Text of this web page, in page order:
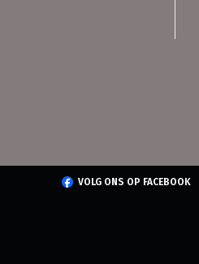
VOLG ONS OP FACEBOOK